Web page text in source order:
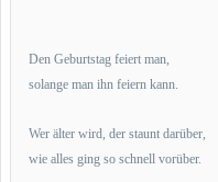
Den Geburtstag feiert man,
solange man ihn feiern kann.
Wer älter wird, der staunt darüber,
wie alles ging so schnell vorüber.